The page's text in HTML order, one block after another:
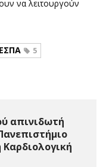
να λειτουργούν
ΕΣΠΑ 5
απινιδωτή